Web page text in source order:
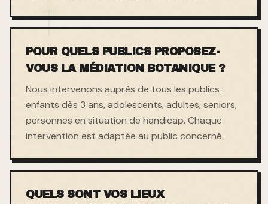
POUR QUELS PUBLICS PROPOSEZ-
VOUS LA MÉDIATION BOTANIQUE ?
Nous intervenons auprès de tous les publics :
enfants dès 3 ans, adolescents, adultes, seniors,
personnes en situation de handicap. Chaque
intervention est adaptée au public concerné.
QUELS SONT VOS LIEUX